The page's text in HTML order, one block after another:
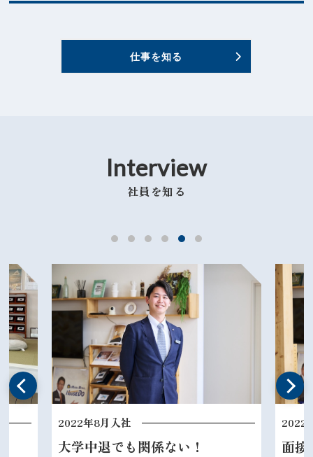
仕事を知る
Interview
社員を知る
2022年8月入社
大学中退でも関係ない！
2022
面接